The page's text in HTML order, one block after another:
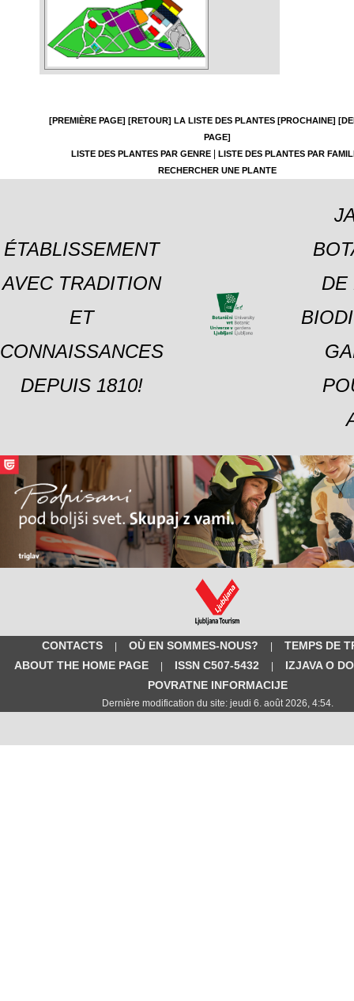
[PREMIÈRE PAGE] [RETOUR] LA LISTE DES PLANTES [PROCHAINE]
PAGE]
LISTE DES PLANTES PAR GENRE|
LISTE DES PLANTES PAR
RECHERCHER UNE PLANTE
ÉTABLISSEMENT
AVEC TRADITION
ET
CONNAISSANCES
DEPUIS 1810!
DE
CONTACTS | OÙ EN SOMMES-NOUS? |
TEMPS DE
ABOUT THE HOME PAGE
| ISSN C507-5432 |
IZJAVA O
POVRATNE INFORMACIJE
Dernière modification du site: jeudi 6. août 2026, 4:54.